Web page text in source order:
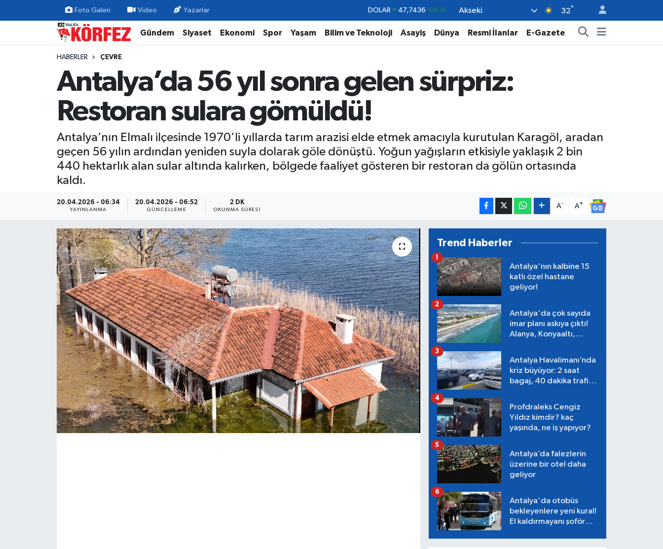
Foto Galeri Video Yazarlar DOLAR 47,7436 %0.18
EURO 55,2510 %0.32
BİST100 13.779 %-14
BITCOIN
Akseki 32°
Gündem Siyaset Ekonomi Spor Yaşam Bilim ve Teknoloji Asayiş Dünya Resmi İlanlar E-Gazete
HABERLER ÇEVRE
Antalya’da 56 yıl sonra gelen sürpriz:
Restoran sulara gömüldü!
Antalya’nın Elmalı ilçesinde 1970’li yıllarda tarım arazisi elde etmek amacıyla kurutulan Karagöl, aradan
geçen 56 yılın ardından yeniden suyla dolarak göle dönüştü. Yoğun yağışların etkisiyle yaklaşık 2 bin
440 hektarlık alan sular altında kalırken, bölgede faaliyet gösteren bir restoran da gölün ortasında
kaldı.
20.04.2026 - 06:34
YAYINLANMA
20.04.2026 - 06:52
GÜNCELLEME
2 DK
OKUNMA SÜRESI
A- A+
Trend Haberler
Antalya'nın kalbine 15
katlı özel hastane
geliyor!
1
Antalya'da çok sayıda
imar planı askıya çıktı!
Alanya, Konyaaltı,
2
Antalya Havalimanı’nda
kriz büyüyor: 2 saat
bagaj, 40 dakika trafik,
3
Profdraleks Cengiz
Yıldız kimdir? kaç
yaşında, ne iş yapıyor?
4
Antalya’da falezlerin
üzerine bir otel daha
geliyor
5
Antalya'da otobüs
bekleyenlere yeni kural!
El kaldırmayanı şoför
6
Gündem
Yerel Yönetim
Magazin
Kültür ve Sanat
Sivil Toplum
Nöbetçi Eczaneler
Trafik Durumu
Süper Lig Puan Durumu ve Fikstür
Tüm Manşetler
Son Dakika Haberleri